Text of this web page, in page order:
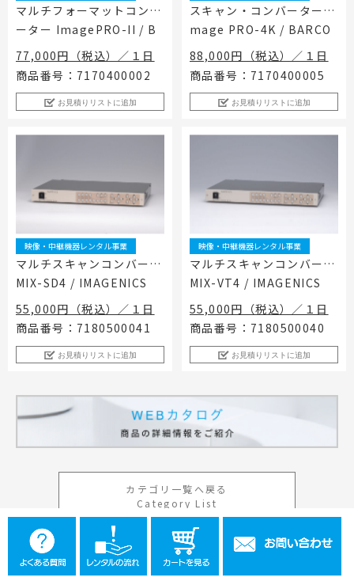
マルチフォーマットコンバ
ーター ImagePRO-II / B
ARCO
77,000円（税込）／１日
商品番号：7170400002
お見積りリストに追加
スキャン・コンバーター I
mage PRO-4K / BARCO
88,000円（税込）／１日
商品番号：7170400005
お見積りリストに追加
映像・中継機器レンタル事業
マルチスキャンコンバータ
MIX-SD4 / IMAGENICS
55,000円（税込）／１日
商品番号：7180500041
お見積りリストに追加
映像・中継機器レンタル事業
マルチスキャンコンバータ
MIX-VT4 / IMAGENICS
55,000円（税込）／１日
商品番号：7180500040
お見積りリストに追加
カテゴリ一覧へ戻る
Category List